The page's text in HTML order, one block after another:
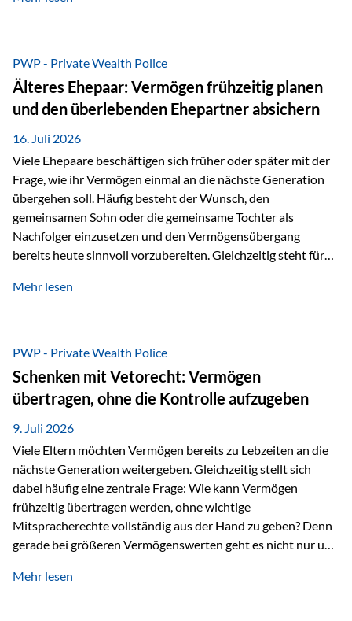
Ausgangssituation Stellen Sie sich folgende Familie vor: Die
Großeltern haben über viele Jahre Vermögen aufgebaut. Ihr
Wunsch ist es, dieses Vermögen nicht nur den eigenen
Kindern, sondern langfristig auch den Enkeln zukommen zu…
PWP - Private Wealth Police
Älteres Ehepaar: Vermögen frühzeitig planen
und den überlebenden Ehepartner absichern
16. Juli 2026
Viele Ehepaare beschäftigen sich früher oder später mit der
Frage, wie ihr Vermögen einmal an die nächste Generation
übergehen soll. Häufig besteht der Wunsch, den
gemeinsamen Sohn oder die gemeinsame Tochter als
Nachfolger einzusetzen und den Vermögensübergang
bereits heute sinnvoll vorzubereiten. Gleichzeitig steht für
passiert, wenn einer der beiden verstirbt? Der überlebende
Vermögen verfügen können. Genau für diese
Ausgangssituation bietet die Private Wealth Police der
Vienna-Life eine durchdachte Gestaltungsmöglichkeit. Die
Ausgangssituation Stellen Sie sich folgendes Beispiel vor:
Ein…
Mehr lesen
PWP - Private Wealth Police
Schenken mit Vetorecht: Vermögen
übertragen, ohne die Kontrolle aufzugeben
9. Juli 2026
Viele Eltern möchten Vermögen bereits zu Lebzeiten an die
nächste Generation weitergeben. Gleichzeitig stellt sich
dabei häufig eine zentrale Frage: Wie kann Vermögen
frühzeitig übertragen werden, ohne wichtige
Mitspracherechte vollständig aus der Hand zu geben? Denn
gerade bei größeren Vermögenswerten geht es nicht nur um
sicherzustellen, dass das Vermögen langfristig erhalten
Mehr lesen